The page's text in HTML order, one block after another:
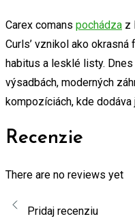
Carex comans pochádza z
Curls’ vznikol ako
habitus a lesklé listy.
výsadbách, moderných
kompozíciách, kde
Recenzie
There are no reviews yet
Pridaj recenziu